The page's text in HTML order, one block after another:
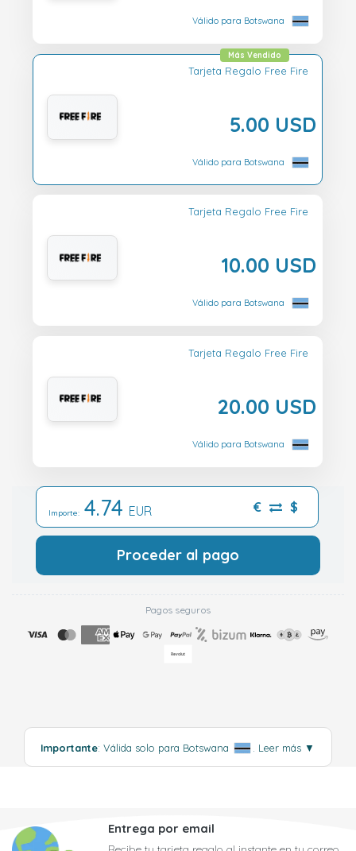
Válido para Botswana
Tarjeta Regalo Free Fire
5.00 USD
Más Vendido
Válido para Botswana
Tarjeta Regalo Free Fire
10.00 USD
Válido para Botswana
Tarjeta Regalo Free Fire
20.00 USD
Válido para Botswana
Importe: 4.74 EUR € $
Proceder al pago
Pagos seguros
Importante: Válida solo para Botswana Leer más ▼
Entrega por email